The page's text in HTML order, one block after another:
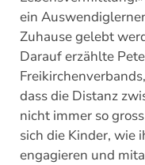
ein
Zuhause gelebt
Darauf erzählte
dass die Distanz
nicht immer so
sich die Kinder, wie
engagieren und